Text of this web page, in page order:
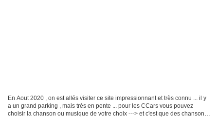
En Aout 2020 , on est allés visiter ce site impressionnant et très connu ... il y
a un grand parking , mais très en pente ... pour les CCars vous pouvez
choisir la chanson ou musique de votre choix ---> et c'est que des chansons